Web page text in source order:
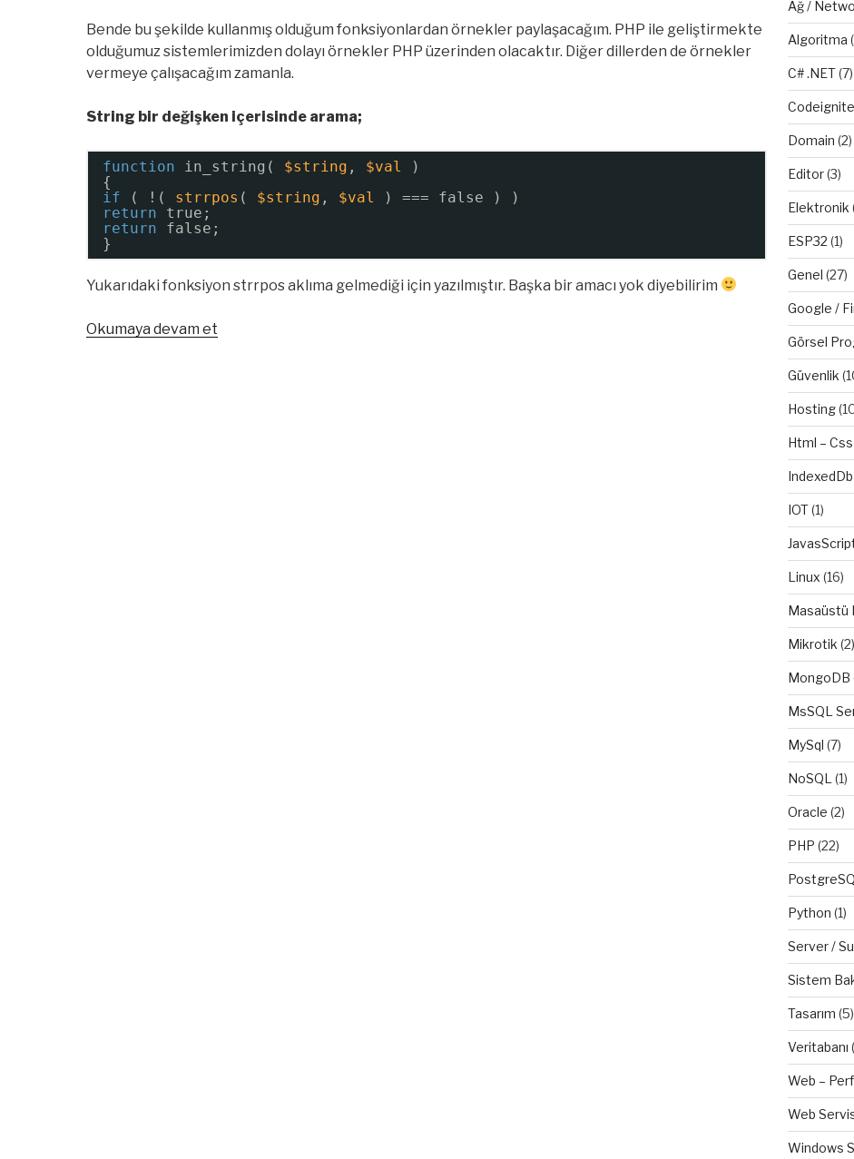
Bende bu şekilde kullanmış olduğum fonksiyonlardan örnekler paylaşacağım. PHP ile geliştirmekte
olduğumuz sistemlerimizden dolayı örnekler PHP üzerinden olacaktır. Diğer dillerden de örnekler
vermeye çalışacağım zamanla.
String bir değişken içerisinde arama;
function in_string( $string , $val
)
{
if
( !( strrpos ( $string , $val
) === false ) )
return
true;
return
false;
}
Yukarıdaki fonksiyon strrpos aklıma gelmediği için yazılmıştır. Başka bir amacı yok diyebilirim
Okumaya devam et
Ağ /
Algoritma
C# .NET(7)
Domain (2)
Editor(3)
Elektronik
ESP32 (1)
Genel (27)
Google /
Görsel
Güvenlik
Hosting
Html – Css
IndexedDb
IOT(1)
Linux (16)
Masaüstü
Mikrotik (2)
MongoDB
MsSQL
MySql (7)
NoSQL (1)
Oracle (2)
PHP (22)
Python (1)
Server /
Sistem
Tasarım (5)
Veritabanı
Web –
Web
Windows